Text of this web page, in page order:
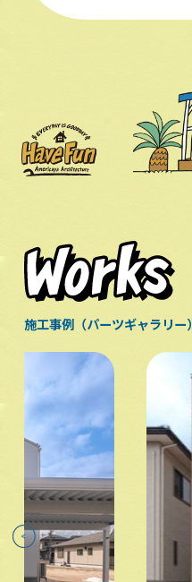
施工事例（パーツギャラリー）